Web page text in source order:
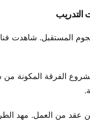
التدريب
المستقبل. شاهدت
عقد من العمل. مهد